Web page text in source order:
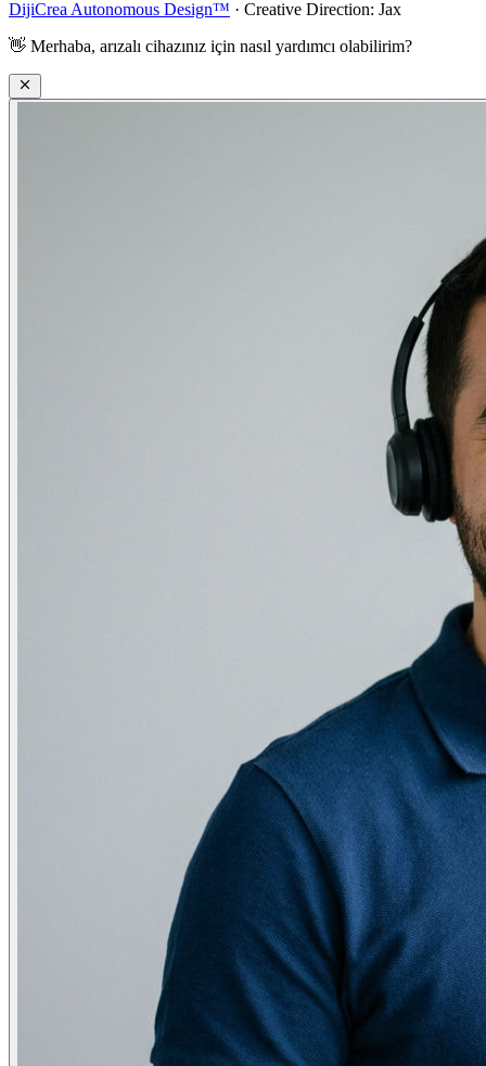
DijiCrea Autonomous Design™ · Creative Direction: Jax
👋 Merhaba, arızalı cihazınız için nasıl yardımcı olabilirim?